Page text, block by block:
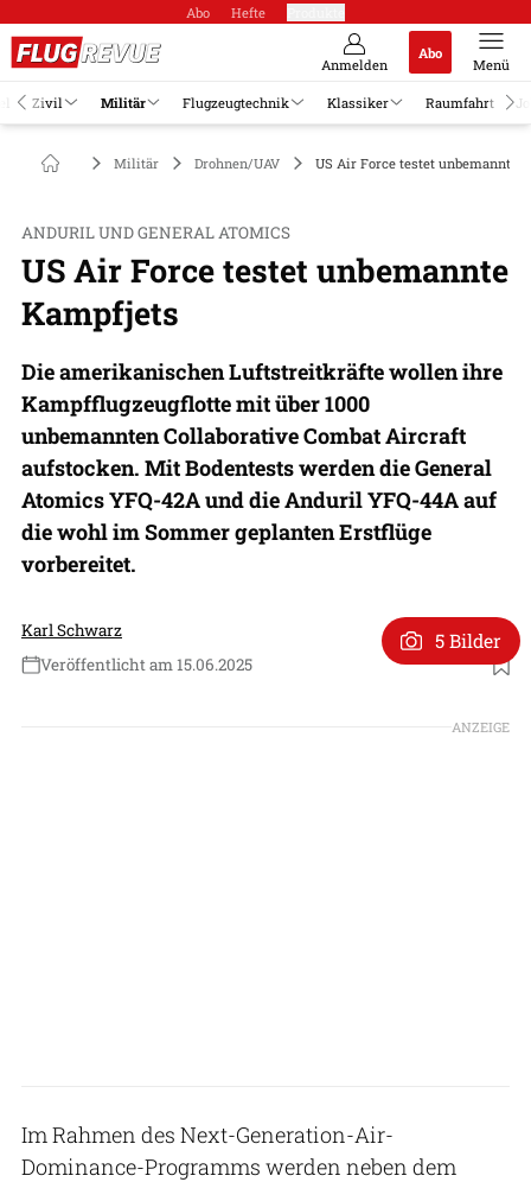
Abo Hefte
Anmelden
Abo
Menü
Zivil Militär Flugzeugtechnik Klassiker Raumfahrt
Militär Drohnen/UAV US Air Force testet unbemannte
ANDURIL UND GENERAL ATOMICS
US Air Force testet unbemannte
Kampfjets
Die amerikanischen Luftstreitkräfte wollen ihre
Kampfflugzeugflotte mit über 1000
unbemannten Collaborative Combat Aircraft
aufstocken. Mit Bodentests werden die General
Atomics YFQ-42A und die Anduril YFQ-44A auf
die wohl im Sommer geplanten Erstflüge
vorbereitet.
Karl Schwarz
Veröffentlicht am 15.06.2025
Foto: General Atomics
5 Bilder
ANZEIGE
Im Rahmen des Next-Generation-Air-
Dominance-Programms werden neben dem